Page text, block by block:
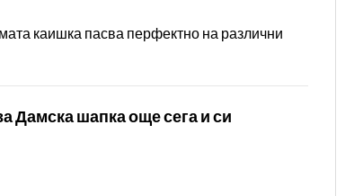
каишка пасва перфектно на различни
Дамска шапка още сега и си